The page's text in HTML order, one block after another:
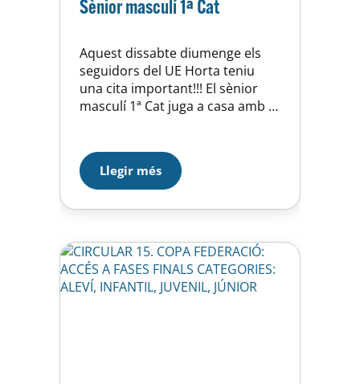
Sènior masculí 1ª Cat
Aquest dissabte diumenge els
seguidors del UE Horta teniu
una cita important!!! El sènior
masculí 1ª Cat juga a casa amb el
Us hi esperem!!!
Llegir més